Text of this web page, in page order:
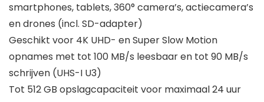
smartphones, tablets, 360° camera’s, actiecamera’s
en drones (incl. SD-adapter)
Geschikt voor 4K UHD- en Super Slow Motion
opnames met tot 100 MB/s leesbaar en tot 90 MB/s
schrijven (UHS-I U3)
Tot 512 GB opslagcapaciteit voor maximaal 24 uur